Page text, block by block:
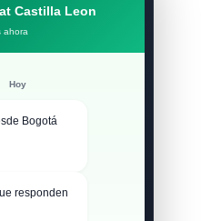
Castilla Leon
ahora
Hoy
Bogotá
responden